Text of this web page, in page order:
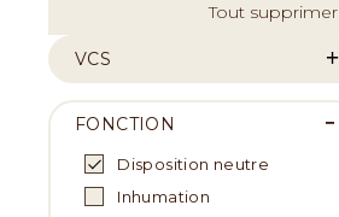
Tout supprimer
VCS
FONCTION
Disposition neutre
Inhumation